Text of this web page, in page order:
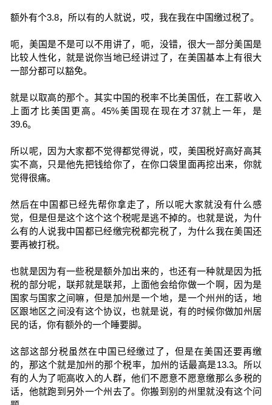
额外有个3.8，所以有的人就说，哎，我在我在中国缴过税了。
呃，美国是不是可以不用讲了，呃，没错，很大一部分美国是
比较人性化，就是说你当地已经讲过了，在美国基本上有很大
一部分都可以豁免。
就是以取高的那个。其实中国的税率不比美国低，在工薪收入
上面才比美国更高。45%美国现在现在才37就上一年，是
39.6。
所以呢，因为大家都不觉得都觉得说，哎，美国税好高好高其
实不高，只是他先把钱给你了，在你口袋里面再挖出来，你就
觉得很痛。
然后在中国都已经先帮你拿走了，所以呢大家就没有什么感
觉，但是但是这个这个这个税呢是逃不掉的。也就是说，为什
么有的人说我中国都已经缴完税都完税了，为什么我在美国还
要再被打税。
也就是因为有一些税是额外加出来的，也还有一种就是因为抵
税的部分呢，联邦就是联邦，上面他会给你做一个啊，因为是
国家与国家之间嘛，但是加州是一个地，是一个州州的话，地
区跟地区之间没有这个协议，也就是说，有的时候你做加州居
民的话，你有额外的一个睡要脚。
这部这部分税虽然在中国已经缴过了，但是在美国还要再缴
的，那这个就是加州的那个税率，加州的话最高是13.3。所以
有的人为了呃高收入的人群，他们不愿意不愿意缴那么多税的
话，他就跑到另外一个州去了。你搬到别的州里就没有这个问